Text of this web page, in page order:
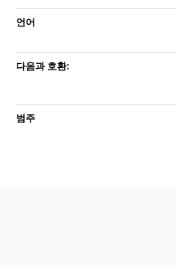
언어
다음과 호환:
범주